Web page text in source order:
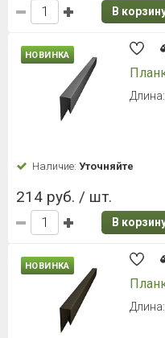
В
НОВИНКА
Наличие: Уточняйте
214 руб. / шт.
В
НОВИНКА